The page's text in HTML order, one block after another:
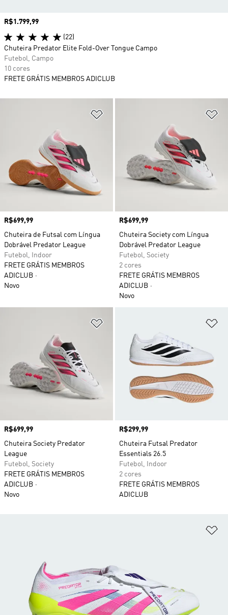
Adicionar à Lista de Desejos
Preço
R$699,99
Chuteira de Futsal com Língua
Dobrável Predator League
Futebol, Indoor
FRETE GRÁTIS MEMBROS
ADICLUB
Novo
Preço
R$699,99
Chuteira Society com Língua
Dobrável Predator League
Futebol, Society
2 cores
FRETE GRÁTIS MEMBROS
ADICLUB
Novo
Preço
R$699,99
Chuteira Society Predator
League
Futebol, Society
FRETE GRÁTIS MEMBROS
ADICLUB
Novo
Preço
R$299,99
Chuteira Futsal Predator
Essentials 26.5
Futebol, Indoor
2 cores
FRETE GRÁTIS MEMBROS
ADICLUB
Preço
R$1.799,99
(22)
Chuteira Predator Elite Fold-Over Tongue Campo
Futebol, Campo
10 cores
FRETE GRÁTIS MEMBROS ADICLUB